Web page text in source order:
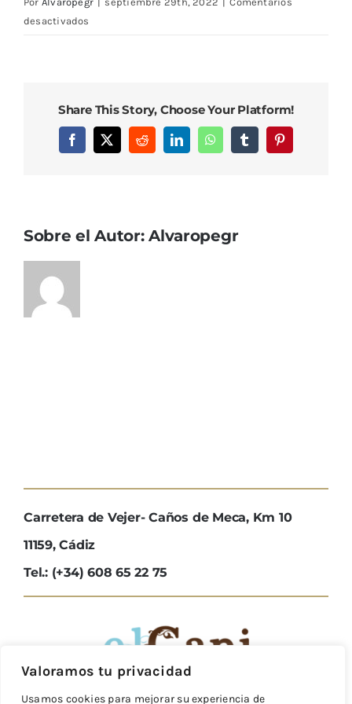
Valoramos tu privacidad
Usamos cookies para mejorar su experiencia de
desactivados
Share This Story, Choose Your Platform!
Facebook
X RedditLinkedInWhatsAppTumblrPinterest
Sobre el Autor:Alvaropegr
Carretera de Vejer- Caños de Meca, Km 10
11159, Cádiz
Tel.: (+34) 608 65 22 75